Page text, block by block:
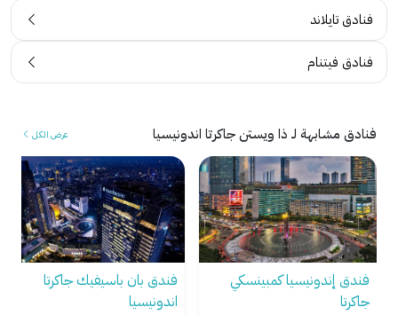
فنادق تايلاند
فنادق فيتنام
فنادق مشابهة لـ ذا ويستن جاكرتا اندونيسيا عرض الكل
فندق بان باسيفيك جاكرتا
اندونيسيا
فندق بولمان جاكارتا سنترال
بارك اندونيسيا